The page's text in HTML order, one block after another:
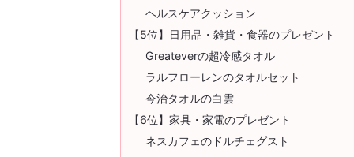
ヘルスケアクッション
【5位】日用品・雑貨・食器のプレゼント
Greateverの超冷感タオル
ラルフローレンのタオルセット
今治タオルの白雲
【6位】家具・家電のプレゼント
ネスカフェのドルチェグスト